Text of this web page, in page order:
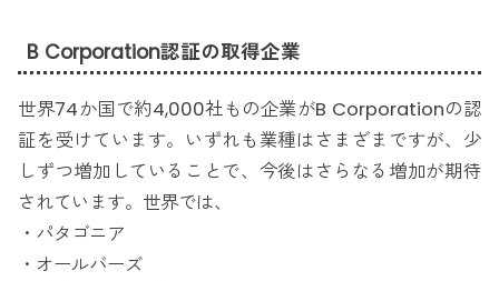
B Corporation認証の取得企業
世界74か国で約4,000社もの企業がB Corporationの認
証を受けています。いずれも業種はさまざまですが、少
しずつ増加していることで、今後はさらなる増加が期待
されています。世界では、
・パタゴニア
・オールバーズ